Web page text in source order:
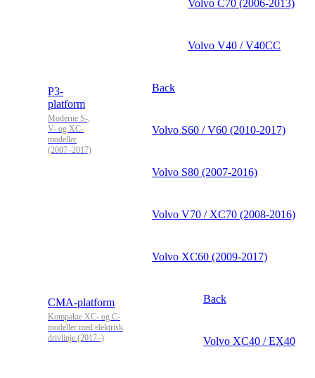
Volvo C70 (2006-2013)
Volvo V40 / V40CC
P3-
platform
Moderne S-,
V- og XC-
modeller
(2007–2017)
Back
Volvo S60 / V60 (2010-2017)
Volvo S80 (2007-2016)
Volvo V70 / XC70 (2008-2016)
Volvo XC60 (2009-2017)
CMA-platform
Kompakte XC- og C-
modeller med elektrisk
drivlinje (2017–)
Back
Volvo XC40 / EX40